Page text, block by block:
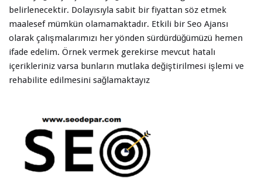
belirlenecektir. Dolayısıyla sabit bir fiyattan söz etmek
maalesef mümkün olamamaktadır. Etkili bir Seo Ajansı
olarak çalışmalarımızı her yönden sürdürdüğümüzü hemen
ifade edelim. Örnek vermek gerekirse mevcut hatalı
içerikleriniz varsa bunların mutlaka değiştirilmesi işlemi ve
rehabilite edilmesini sağlamaktayız